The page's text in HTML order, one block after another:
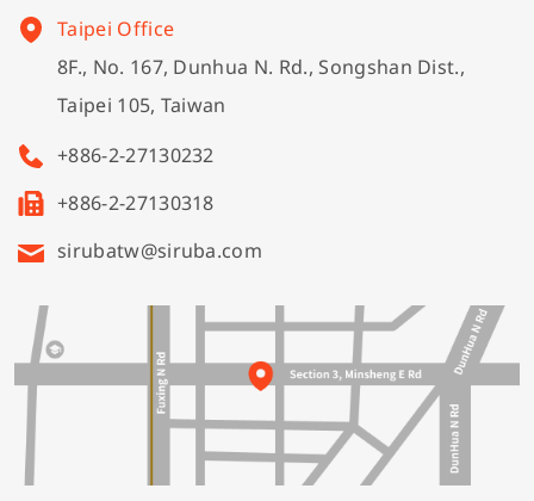
Taipei Office
8F., No. 167, Dunhua N. Rd., Songshan Dist.,
Taipei 105, Taiwan
+886-2-27130232
+886-2-27130318
sirubatw@siruba.com